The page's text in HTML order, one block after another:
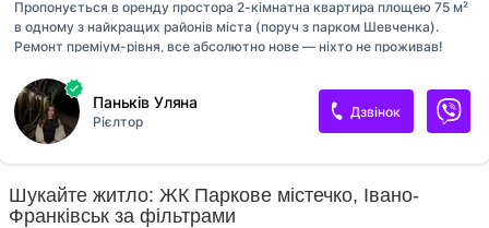
Пропонується в оренду простора 2-кімнатна квартира площею 75 м²
в одному з найкращих районів міста (поруч з парком Шевченка).
Ремонт преміум-рівня, все абсолютно нове — ніхто не проживав!
нові. Комфортний 3 поверх: ідеальна висота для життя. Простір та
світло: площа 75 м², великі вікна, дуже затишна атмосфера.
Автономність: індивідуальне газове опалення. Повна комплектація:
встановлено всю необхідну якісну побутову техніку. 📍 Локація: вул.
Національної Гвардії (елітний, спокійний район). 📐 Характеристики:
75 м² | 2 кімнати | 3 поверх. 💰 Вартість: 800 $ / міс.
Паньків Уляна
Рієлтор
Дзвінок
Шукайте житло: ЖК Паркове містечко, Івано-
Франківськ за фільтрами